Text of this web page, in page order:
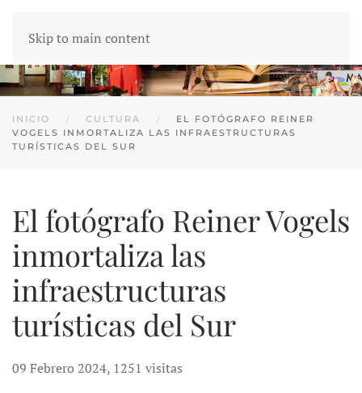
Skip to main content
INICIO CULTURA
EL FOTÓGRAFO REINER
VOGELS INMORTALIZA LAS INFRAESTRUCTURAS
TURÍSTICAS DEL SUR
El fotógrafo Reiner Vogels
inmortaliza las
infraestructuras
turísticas del Sur
09 Febrero 2024, 1251 visitas